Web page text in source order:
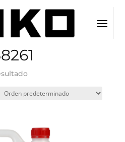
/ 8436037158261